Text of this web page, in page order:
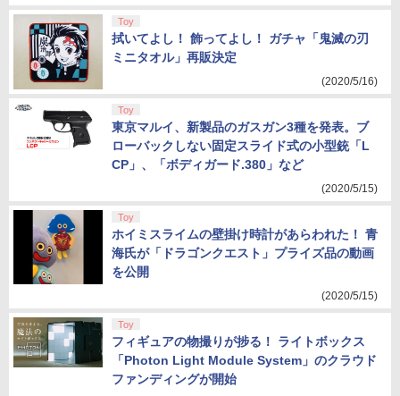
Toy
拭いてよし！ 飾ってよし！ ガチャ「鬼滅の刃
ミニタオル」再販決定
(2020/5/16)
Toy
東京マルイ、新製品のガスガン3種を発表。ブ
ローバックしない固定スライド式の小型銃「L
CP」、「ボディガード.380」など
(2020/5/15)
Toy
ホイミスライムの壁掛け時計があらわれた！ 青
海氏が「ドラゴンクエスト」プライズ品の動画
を公開
(2020/5/15)
Toy
フィギュアの物撮りが捗る！ ライトボックス
「Photon Light Module System」のクラウド
ファンディングが開始